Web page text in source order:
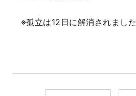
※孤立は12日に解消されました